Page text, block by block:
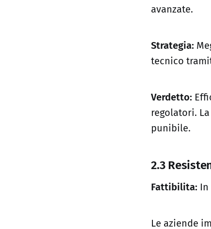
avanzate.
Strategia:
tecnico
Verdetto:
regolatori.
punibile.
2.3
Fattibilita: In
Le aziende